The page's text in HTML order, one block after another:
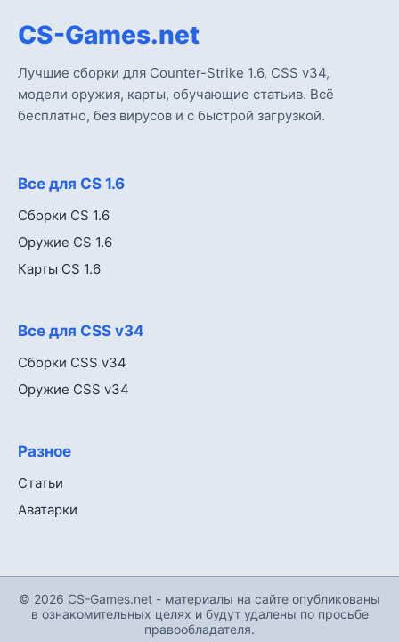
CS-Games.net
Лучшие сборки для Counter-Strike 1.6, CSS v34,
модели оружия, карты, обучающие статьив. Всё
бесплатно, без вирусов и с быстрой загрузкой.
Все для CS 1.6
Сборки CS 1.6
Оружие CS 1.6
Карты CS 1.6
Все для CSS v34
Сборки CSS v34
Оружие CSS v34
Разное
Статьи
Аватарки
© 2026 CS-Games.net - материалы на сайте опубликованы
в ознакомительных целях и будут удалены по просьбе
правообладателя.